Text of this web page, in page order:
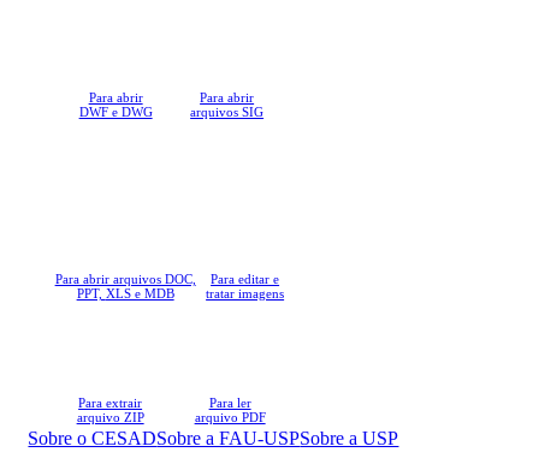
Para abrir
DWF e DWG
Para abrir
arquivos SIG
Para abrir arquivos DOC,
PPT, XLS e MDB
Para editar e
tratar imagens
Para extrair
arquivo ZIP
Para ler
arquivo PDF
Sobre o CESADSobre a FAU-USPSobre a USP